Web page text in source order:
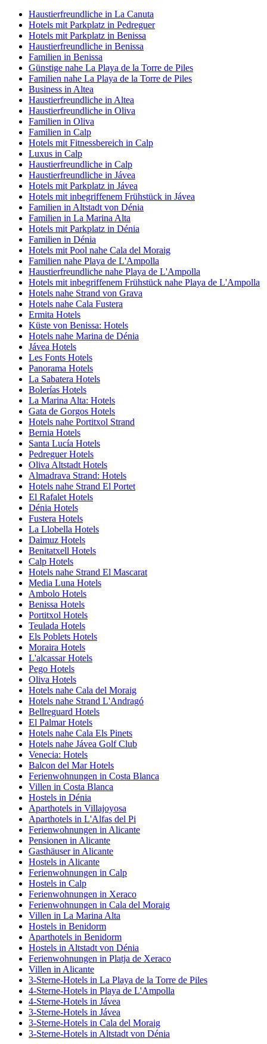
Haustierfreundliche in La Canuta
Hotels mit Parkplatz in Pedreguer
Hotels mit Parkplatz in Benissa
Haustierfreundliche in Benissa
Familien in Benissa
Günstige nahe La Playa de la Torre de Piles
Familien nahe La Playa de la Torre de Piles
Business in Altea
Haustierfreundliche in Altea
Haustierfreundliche in Oliva
Familien in Oliva
Familien in Calp
Hotels mit Fitnessbereich in Calp
Luxus in Calp
Haustierfreundliche in Calp
Haustierfreundliche in Jávea
Hotels mit Parkplatz in Jávea
Hotels mit inbegriffenem Frühstück in Jávea
Familien in Altstadt von Dénia
Familien in La Marina Alta
Hotels mit Parkplatz in Dénia
Familien in Dénia
Hotels mit Pool nahe Cala del Moraig
Familien nahe Playa de L'Ampolla
Haustierfreundliche nahe Playa de L'Ampolla
Hotels mit inbegriffenem Frühstück nahe Playa de L'Ampolla
Hotels nahe Strand von Grava
Hotels nahe Cala Fustera
Ermita Hotels
Küste von Benissa: Hotels
Hotels nahe Marina de Dénia
Jávea Hotels
Les Fonts Hotels
Panorama Hotels
La Sabatera Hotels
Bolerías Hotels
La Marina Alta: Hotels
Gata de Gorgos Hotels
Hotels nahe Portitxol Strand
Bernia Hotels
Santa Lucía Hotels
Pedreguer Hotels
Oliva Altstadt Hotels
Almadrava Strand: Hotels
Hotels nahe Strand El Portet
El Rafalet Hotels
Dénia Hotels
Fustera Hotels
La Llobella Hotels
Daimuz Hotels
Benitatxell Hotels
Calp Hotels
Hotels nahe Strand El Mascarat
Media Luna Hotels
Ambolo Hotels
Benissa Hotels
Portitxol Hotels
Teulada Hotels
Els Poblets Hotels
Moraira Hotels
L'alcassar Hotels
Pego Hotels
Oliva Hotels
Hotels nahe Cala del Moraig
Hotels nahe Strand L'Andragó
Bellreguard Hotels
El Palmar Hotels
Hotels nahe Cala Els Pinets
Hotels nahe Jávea Golf Club
Venecia: Hotels
Balcon del Mar Hotels
Ferienwohnungen in Costa Blanca
Villen in Costa Blanca
Hostels in Dénia
Aparthotels in Villajoyosa
Aparthotels in L'Alfas del Pi
Ferienwohnungen in Alicante
Pensionen in Alicante
Gasthäuser in Alicante
Hostels in Alicante
Ferienwohnungen in Calp
Hostels in Calp
Ferienwohnungen in Xeraco
Ferienwohnungen in Cala del Moraig
Villen in La Marina Alta
Hostels in Benidorm
Aparthotels in Benidorm
Hostels in Altstadt von Dénia
Ferienwohnungen in Platja de Xeraco
Villen in Alicante
3-Sterne-Hotels in La Playa de la Torre de Piles
4-Sterne-Hotels in Playa de L'Ampolla
4-Sterne-Hotels in Jávea
3-Sterne-Hotels in Jávea
3-Sterne-Hotels in Cala del Moraig
3-Sterne-Hotels in Altstadt von Dénia